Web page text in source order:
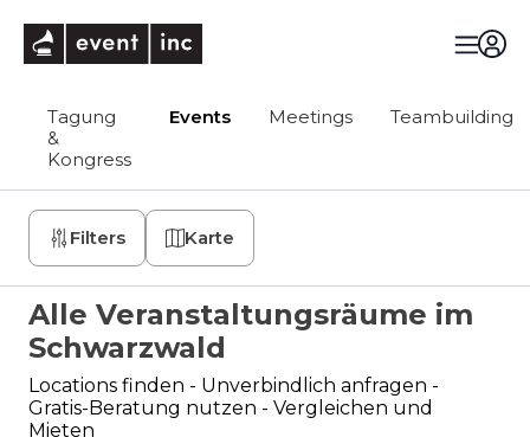
Tagung
&
Kongress
Events Meetings Teambuilding
Filters Karte
Alle Veranstaltungsräume im
Schwarzwald
Locations finden - Unverbindlich anfragen -
Gratis-Beratung nutzen - Vergleichen und
Mieten